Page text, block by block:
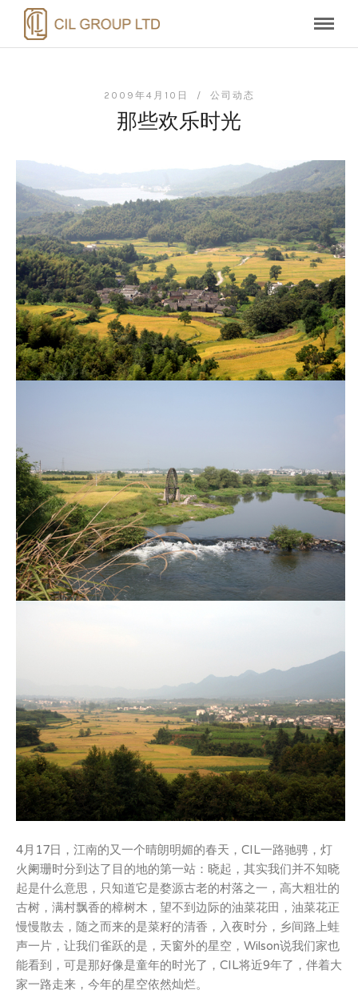
2009年4月10日 / 公司动态
那些欢乐时光
4月17日，江南的又一个晴朗明媚的春天，CIL一路驰骋，灯
火阑珊时分到达了目的地的第一站：晓起，其实我们并不知晓
起是什么意思，只知道它是婺源古老的村落之一，高大粗壮的
古树，满村飘香的樟树木，望不到边际的油菜花田，油菜花正
慢慢散去，随之而来的是菜籽的清香，入夜时分，乡间路上蛙
声一片，让我们雀跃的是，天窗外的星空，Wilson说我们家也
能看到，可是那好像是童年的时光了，CIL将近9年了，伴着大
家一路走来，今年的星空依然灿烂。